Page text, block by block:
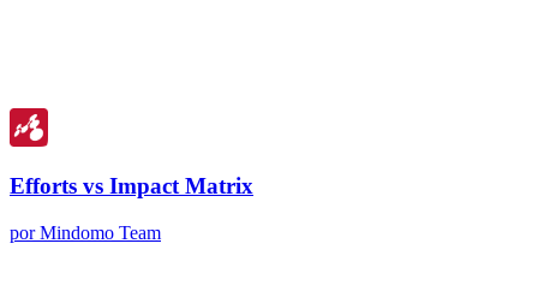
Efforts vs Impact Matrix
por Mindomo Team